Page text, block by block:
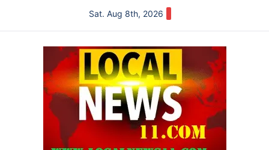
Sat. Aug 8th, 2026